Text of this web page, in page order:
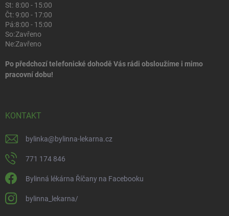
St: 8:00 - 15:00
Čt:9:00 - 17:00
Pá:8:00 - 15:00
So:Zavřeno
Ne:Zavřeno
Po předchozí telefonické dohodě Vás rádi obsloužíme i mimo
pracovní dobu!
KONTAKT
bylinka@bylinna-lekarna.cz
771 174 846
Bylinná lékárna Říčany na Facebooku
bylinna_lekarna/